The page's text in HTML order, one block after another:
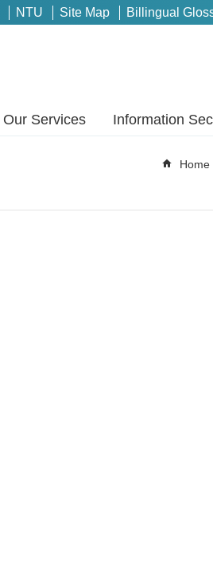
NTU Site Map Billingual
Our Services Information
Home